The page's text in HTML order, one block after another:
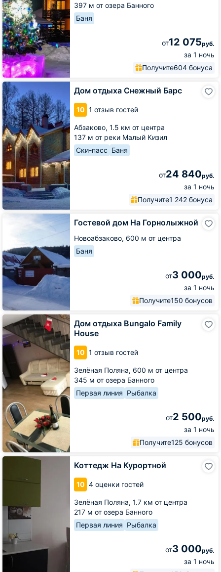
397 м от озера Банного
Баня
от12 075руб.
за 1 ночь
Получите604 бонуса
Дом отдыха Снежный Барс
10 1 отзыв гостей
Абзаково, 1.5 км от центра
137 м от реки Малый Кизил
Ски-пасс Баня
от24 840руб.
за 1 ночь
Получите1 242 бонуса
Дом
отдыха
Снежный
Барс
Гостевой дом На Горнолыжной
Новоабзаково, 600 м от центра
Баня
от3 000руб.
за 1 ночь
Получите150 бонусов
Гостевой
Горнолыжной
Дом отдыха Bungalo Family
House
10 1 отзыв гостей
Зелёная Поляна, 600 м от центра
345 м от озера Банного
Первая линия Рыбалка
от2 500руб.
за 1 ночь
Получите125 бонусов
Дом
отдыха
Bungalo
Family
House
Коттедж На Курортной
10 4 оценки гостей
Зелёная Поляна, 1.7 км от центра
217 м от озера Банного
Первая линия Рыбалка
от3 000руб.
за 1 ночь
Коттедж
Курортной